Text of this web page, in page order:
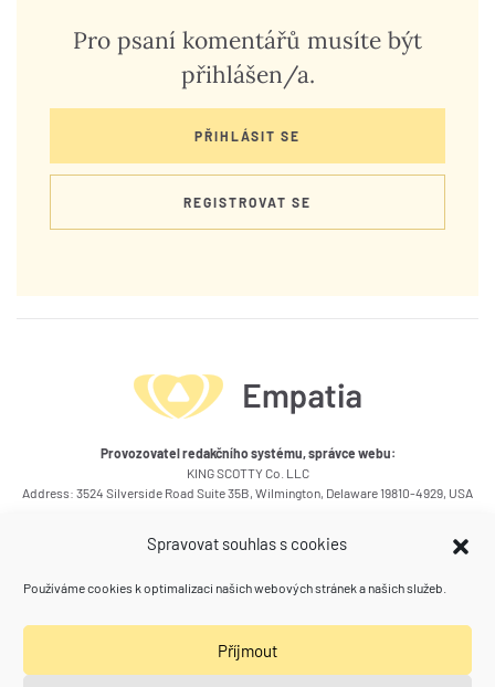
Spravovat souhlas s cookies
Používáme cookies k optimalizaci našich webových stránek a našich služeb.
Příjmout
Pro psaní komentářů musíte být
přihlášen/a.
PŘIHLÁSIT SE
REGISTROVAT SE
Provozovatel redakčního systému, správce webu:
KING SCOTTY Co. LLC
Address: 3524 Silverside Road Suite 35B, Wilmington, Delaware 19810-4929, USA
Okruhy témat článků
Poradna zdraví a vztahů